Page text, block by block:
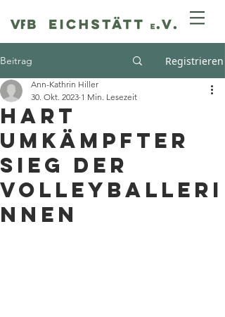
Beitrag Registrieren
Hart
umkämpfter
Sieg der
Volleyballeri
nnen
Ann-Kathrin Hiller
30. Okt. 2023 1 Min. Lesezeit